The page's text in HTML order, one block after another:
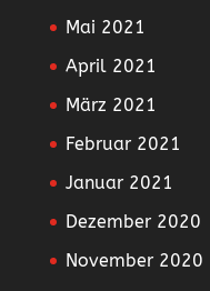
Mai 2021
April 2021
März 2021
Februar 2021
Januar 2021
Dezember 2020
November 2020